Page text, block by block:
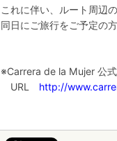
これに伴い、ルート周辺
同日にご旅行をご予定の
※Carrera de la Mujer 公式
URL http://